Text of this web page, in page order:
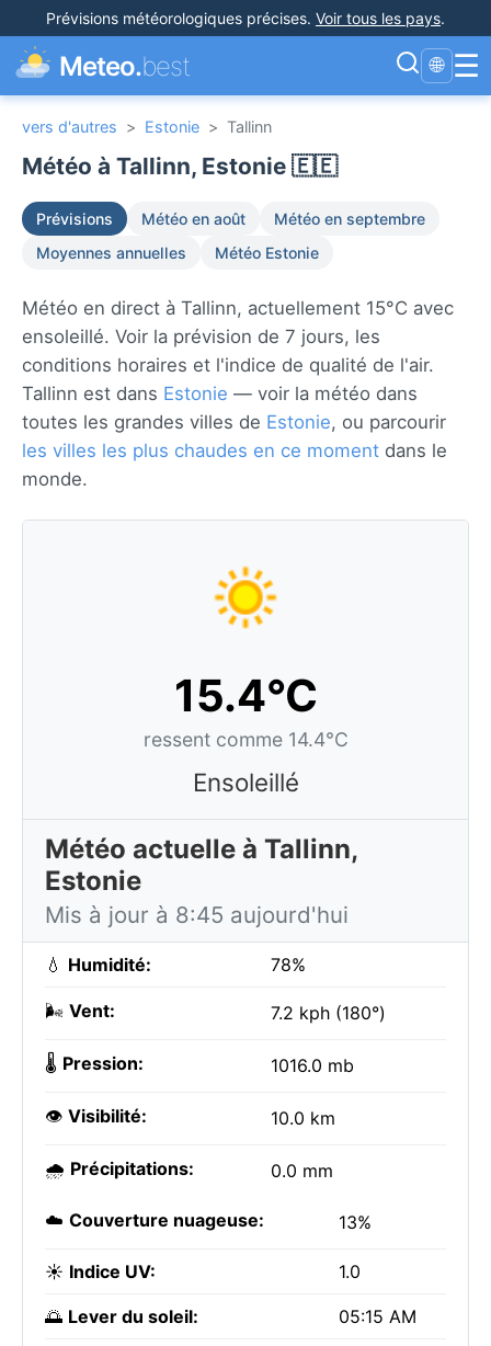
Prévisions météorologiques précises. Voir tous les pays.
Meteo.best 🌐 ☰
vers d'autres > Estonie > Tallinn
Météo à Tallinn, Estonie 🇪🇪
Prévisions Météo en août
Météo en septembre
Moyennes annuelles
Météo Estonie
Météo en direct à Tallinn, actuellement 15°C avec
ensoleillé. Voir la prévision de 7 jours, les
conditions horaires et l'indice de qualité de l'air.
Tallinn est dans Estonie — voir la météo dans
toutes les grandes villes de Estonie, ou parcourir
les villes les plus chaudes en ce moment dans le
monde.
15.4°C
ressent comme 14.4°C
Ensoleillé
Météo actuelle à Tallinn,
Estonie
Mis à jour à 8:45 aujourd'hui
💧 Humidité: 78%
🌬️ Vent: 7.2 kph (180°)
🌡️ Pression: 1016.0 mb
👁️ Visibilité: 10.0 km
🌧️ Précipitations: 0.0 mm
☁️ Couverture nuageuse: 13%
☀️ Indice UV: 1.0
🌅 Lever du soleil: 05:15 AM